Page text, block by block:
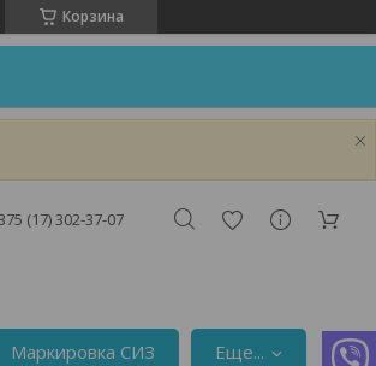
Корзина
(17) 302-37-07
Маркировка СИЗ Еще...